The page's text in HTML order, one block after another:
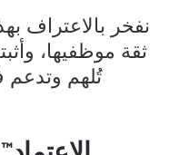
نفخر بالاعتراف
ثقة موظفيها،
تُلهم وتدعم